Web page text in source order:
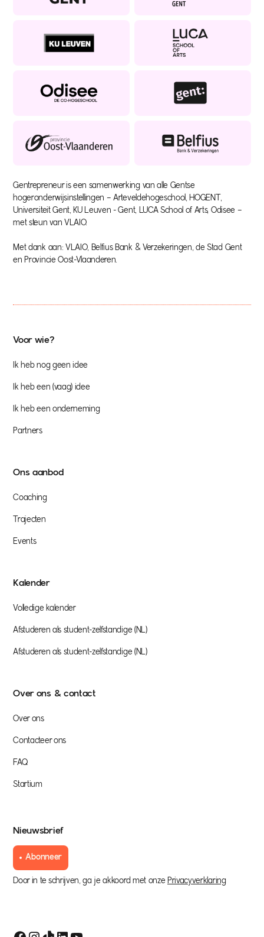
Gentrepreneur is een samenwerking van alle Gentse
hogeronderwijsinstellingen – Arteveldehogeschool, HOGENT,
Universiteit Gent, KU Leuven - Gent, LUCA School of Arts, Odisee –
met steun van VLAIO.
Met dank aan: VLAIO, Belfius Bank & Verzekeringen, de Stad Gent
en Provincie Oost-Vlaanderen.
Voor wie?
Ik heb nog geen idee
Ik heb een (vaag) idee
Ik heb een onderneming
Partners
Ons aanbod
Coaching
Trajecten
Events
Kalender
Volledige kalender
Afstuderen als student-zelfstandige (NL)
Afstuderen als student-zelfstandige (NL)
Over ons & contact
Over ons
Contacteer ons
FAQ
Startium
Nieuwsbrief
Abonneer
Door in te schrijven, ga je akkoord met onze Privacyverklaring